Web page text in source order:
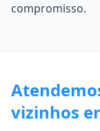
compromisso.
vizinhos